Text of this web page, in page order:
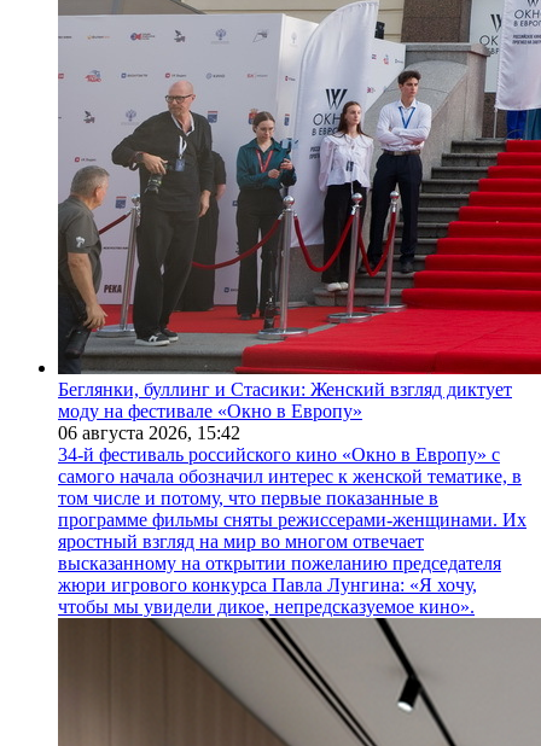
Беглянки, буллинг и Стасики: Женский взгляд диктует
моду на фестивале «Окно в Европу»
06 августа 2026, 15:42
34-й фестиваль российского кино «Окно в Европу» с
самого начала обозначил интерес к женской тематике, в
том числе и потому, что первые показанные в
программе фильмы сняты режиссерами-женщинами. Их
яростный взгляд на мир во многом отвечает
высказанному на открытии пожеланию председателя
жюри игрового конкурса Павла Лунгина: «Я хочу,
чтобы мы увидели дикое, непредсказуемое кино».